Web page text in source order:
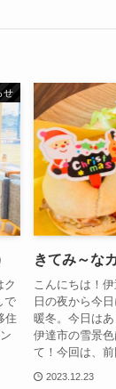
せ
ク
で
住
きてみ～な
こんにちは！
日の夜から今
暖冬。今日は
伊達市の雪景
て！今回は、
2023.12.23